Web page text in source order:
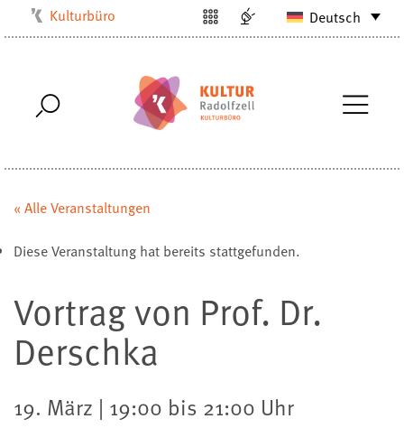
Kulturbüro
Stadtarchiv
Stadtbibliothek
Villa Bosch
Deutsch
« Alle Veranstaltungen
Diese Veranstaltung hat bereits stattgefunden.
Vortrag von Prof. Dr.
Derschka
19. März | 19:00 bis 21:00 Uhr